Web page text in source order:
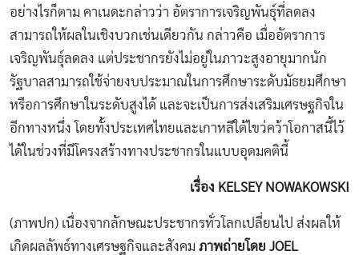
อย่างไรก็ตาม คาเนดะกล่าวว่า อัตราการเจริญพันธุ์ที่ลดลง
สามารถให้ผลในเชิงบวกเช่นเดียวกัน กล่าวคือ เมื่ออัตราการ
เจริญพันธุ์ลดลง แต่ประชากรยังไม่อยู่ในภาวะสูงอายุมากนัก
รัฐบาลสามารถใช้จ่ายงบประมาณในการศึกษาระดับมัธยมศึกษา
หรือการศึกษาในระดับสูงได้ และจะเป็นการส่งเสริมเศรษฐกิจใน
อีกทางหนึ่ง โดยทั้งประเทศไทยและเกาหลีใต้ไขว่คว้าโอกาสนี้ไว้
ได้ในช่วงที่มีโครงสร้างทางประชากรในแบบอุดมคตินี้
เรื่อง KELSEY NOWAKOWSKI
(ภาพปก) เนื่องจากลักษณะประชากรทั่วโลกเปลี่ยนไป ส่งผลให้
เกิดผลลัพธ์ทางเศรษฐกิจและสังคม ภาพถ่ายโดย JOEL